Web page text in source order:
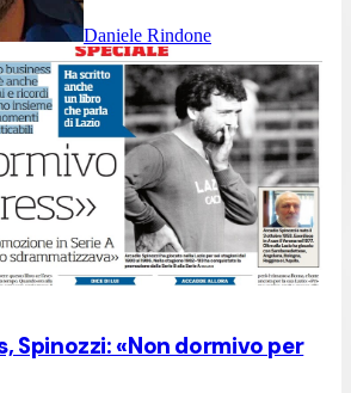
Daniele Rindone
Spinozzi: «Non dormivo per